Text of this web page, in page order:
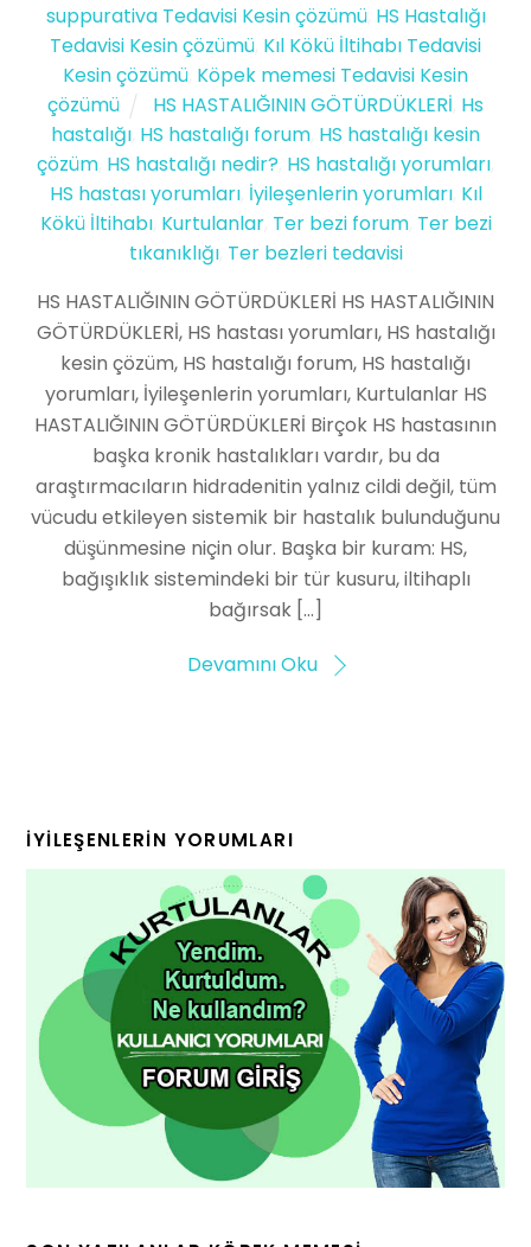
suppurativa Tedavisi Kesin çözümü, HS Hastalığı
Tedavisi Kesin çözümü Kıl Kökü İltihabı Tedavisi
Kesin çözümü Köpek memesi Tedavisi Kesin
çözümü
HS HASTALIĞININ GÖTÜRDÜKLERİ Hs
hastalığı HS hastalığı forum HS hastalığı kesin
çözüm HS hastalığı nedir? HS hastalığı yorumları
HS hastası yorumları, İyileşenlerin yorumları, Kıl
Kökü İltihabı, Kurtulanlar, Ter bezi forum, Ter bezi
tıkanıklığı, Ter bezleri tedavisi
HS HASTALIĞININ GÖTÜRDÜKLERİ HS HASTALIĞININ
GÖTÜRDÜKLERİ, HS hastası yorumları, HS hastalığı
kesin çözüm, HS hastalığı forum, HS hastalığı
yorumları, İyileşenlerin yorumları, Kurtulanlar HS
HASTALIĞININ GÖTÜRDÜKLERİ Birçok HS hastasının
başka kronik hastalıkları vardır, bu da
araştırmacıların hidradenitin yalnız cildi değil, tüm
vücudu etkileyen sistemik bir hastalık bulunduğunu
düşünmesine niçin olur. Başka bir kuram: HS,
bağışıklık sistemindeki bir tür kusuru, iltihaplı
bağırsak […]
Devamını Oku
İYILEŞENLERIN YORUMLARI